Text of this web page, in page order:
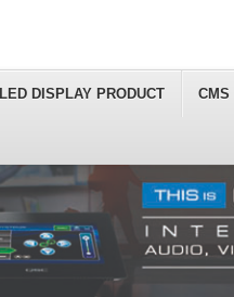
LED DISPLAY PRODUCT CMS